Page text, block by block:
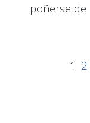
poñerse de
1 2